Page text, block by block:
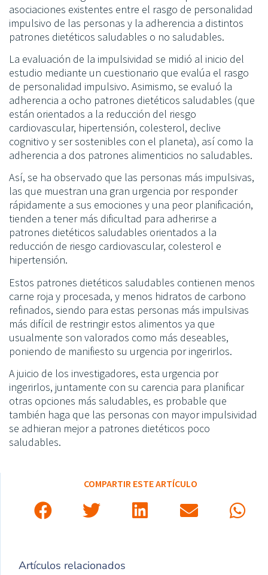
asociaciones existentes entre el rasgo de personalidad
impulsivo de las personas y la adherencia a distintos
patrones dietéticos saludables o no saludables.
La evaluación de la impulsividad se midió al inicio del
estudio mediante un cuestionario que evalúa el rasgo
de personalidad impulsivo. Asimismo, se evaluó la
adherencia a ocho patrones dietéticos saludables (que
están orientados a la reducción del riesgo
cardiovascular, hipertensión, colesterol, declive
cognitivo y ser sostenibles con el planeta), así como la
adherencia a dos patrones alimenticios no saludables.
Así, se ha observado que las personas más impulsivas,
las que muestran una gran urgencia por responder
rápidamente a sus emociones y una peor planificación,
tienden a tener más dificultad para adherirse a
patrones dietéticos saludables orientados a la
reducción de riesgo cardiovascular, colesterol e
hipertensión.
Estos patrones dietéticos saludables contienen menos
carne roja y procesada, y menos hidratos de carbono
refinados, siendo para estas personas más impulsivas
más difícil de restringir estos alimentos ya que
usualmente son valorados como más deseables,
poniendo de manifiesto su urgencia por ingerirlos.
A juicio de los investigadores, esta urgencia por
ingerirlos, juntamente con su carencia para planificar
otras opciones más saludables, es probable que
también haga que las personas con mayor impulsividad
se adhieran mejor a patrones dietéticos poco
saludables.
COMPARTIR ESTE ARTÍCULO
Artículos relacionados